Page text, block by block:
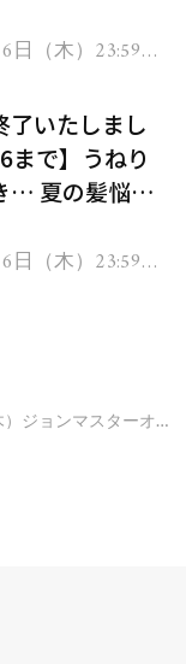
ヤー ジュエル
日（木）23:59ま
いたしまし
まで】うねり
… 夏の髪悩み
にプレゼン
日（木）23:59ま
8/4（木）ジョンマスターオーガニック福岡パルコ店がリニューアルオープン。福岡地域では博多阪急店に続く2店舗目のリニューアル。